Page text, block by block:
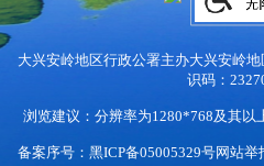
大兴安岭地区行政公署主办大兴安岭
识码：
浏览建议：分辨率为1280*768及其以
备案序号：黑ICP备05005329号网站举